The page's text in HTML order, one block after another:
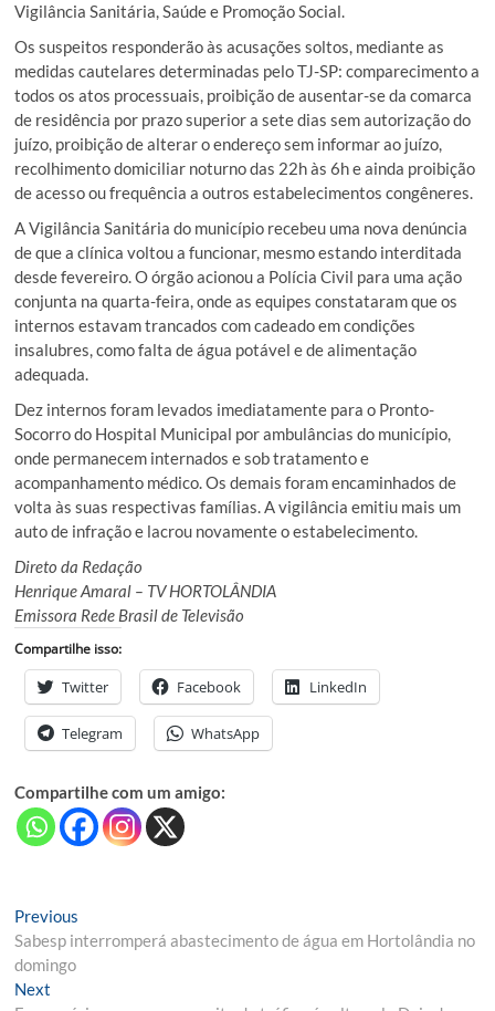
Vigilância Sanitária, Saúde e Promoção Social.
Os suspeitos responderão às acusações soltos, mediante as
medidas cautelares determinadas pelo TJ-SP: comparecimento a
todos os atos processuais, proibição de ausentar-se da comarca
de residência por prazo superior a sete dias sem autorização do
juízo, proibição de alterar o endereço sem informar ao juízo,
recolhimento domiciliar noturno das 22h às 6h e ainda proibição
de acesso ou frequência a outros estabelecimentos congêneres.
A Vigilância Sanitária do município recebeu uma nova denúncia
de que a clínica voltou a funcionar, mesmo estando interditada
desde fevereiro. O órgão acionou a Polícia Civil para uma ação
conjunta na quarta-feira, onde as equipes constataram que os
internos estavam trancados com cadeado em condições
insalubres, como falta de água potável e de alimentação
adequada.
Dez internos foram levados imediatamente para o Pronto-
Socorro do Hospital Municipal por ambulâncias do município,
onde permanecem internados e sob tratamento e
acompanhamento médico. Os demais foram encaminhados de
volta às suas respectivas famílias. A vigilância emitiu mais um
auto de infração e lacrou novamente o estabelecimento.
Direto da Redação
Henrique Amaral – TV HORTOLÂNDIA
Emissora Rede Brasil de Televisão
Compartilhe isso:
Twitter Facebook LinkedIn
Telegram WhatsApp
Compartilhe com um amigo:
Navegação
de
Post
Previous
post:
Sabesp interromperá abastecimento de água em Hortolândia no
domingo
Next